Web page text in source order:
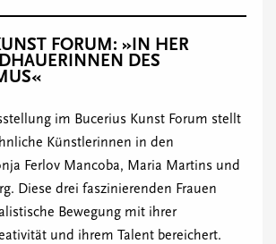
FORUM: »IN HER
DES
im Bucerius Kunst Forum stellt
Künstlerinnen in den
Ferlov Mancoba, Maria Martins und
Diese drei faszinierenden Frauen
Bewegung mit ihrer
und ihrem Talent bereichert.